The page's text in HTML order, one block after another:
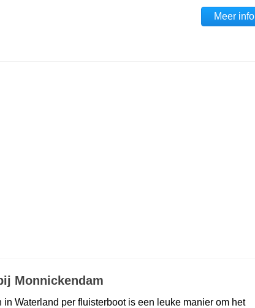
Meer info
Monnickendam
Waterland per fluisterboot is een leuke manier om het